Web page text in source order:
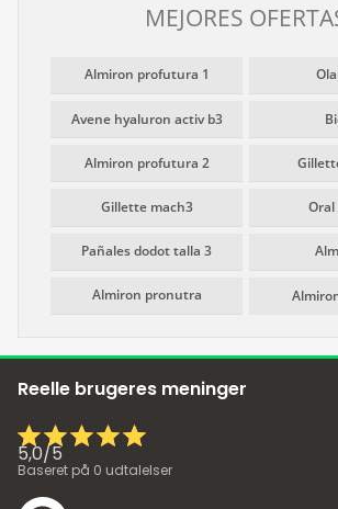
MEJORES
Almiron profutura 1
Avene hyaluron activ b3
Almiron profutura 2
Gillette mach3 Oral
Pañales dodot talla 3
Almiron pronutra
Reelle brugeres meninger
5,0/5
Baseret på 0 udtalelser